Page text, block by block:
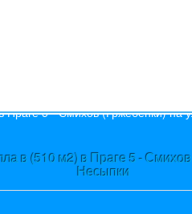
в (510 м2) в Праге 5 -
Несыпки